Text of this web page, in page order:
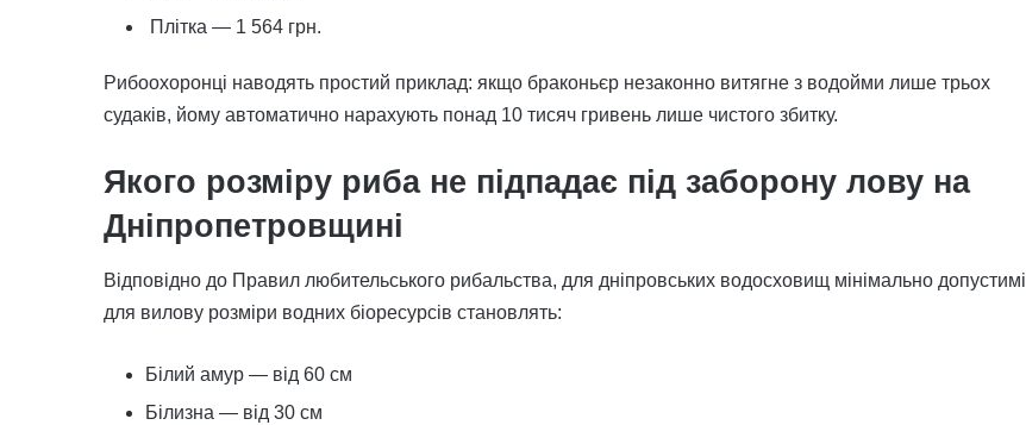
Плітка — 1 564 грн.
Рибоохоронці наводять простий приклад: якщо браконьєр незаконно витягне з водойми лише трьох
судаків, йому автоматично нарахують понад 10 тисяч гривень лише чистого збитку.
Якого розміру риба не підпадає під заборону лову на
Дніпропетровщині
Відповідно до Правил любительського рибальства, для дніпровських водосховищ мінімально допустимі
для вилову розміри водних біоресурсів становлять:
Білий амур — від 60 см
Білизна — від 30 см